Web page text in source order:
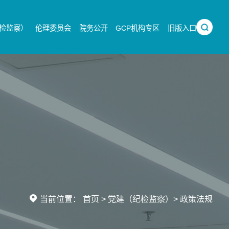
监察） 伦理委员会 院务公开 GCP机构专区 旧版入口
当前位置： 首页 > 党建（纪检监察） > 政策法规